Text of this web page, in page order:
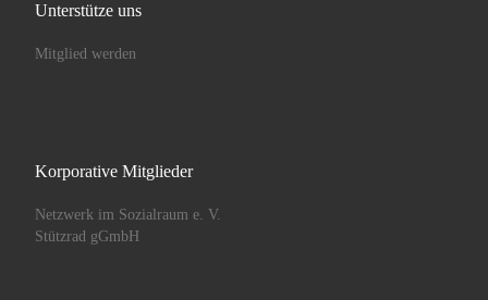
Unterstütze uns
Mitglied werden
Korporative Mitglieder
Netzwerk im Sozialraum e. V.
Stützrad gGmbH